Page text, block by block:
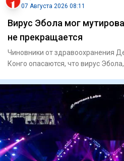
07 Августа 2026 08:11
Вирус Эбола мог
не прекращается
Чиновники от здравоохранения
Конго опасаются, что вирус